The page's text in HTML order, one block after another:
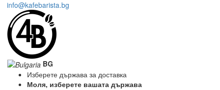
info@kafebarista.bg
BG
Изберете държава за доставка
Моля, изберете вашата държава